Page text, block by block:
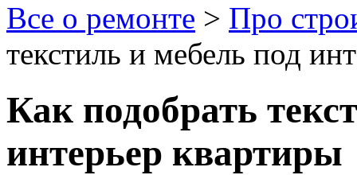
Все о ремонте > Про
текстиль и мебель под
Как подобрать
интерьер квартиры